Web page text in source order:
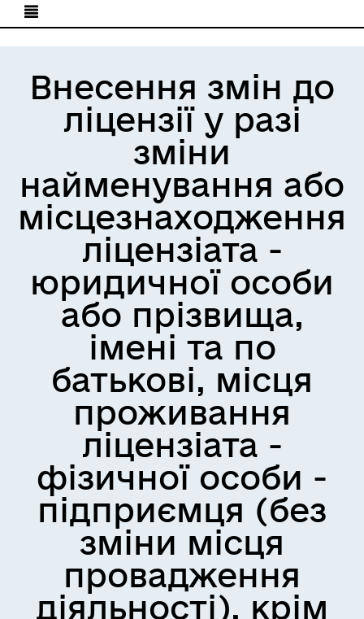
Внесення змін до
ліцензії у разі
зміни
найменування або
місцезнаходження
ліцензіата -
юридичної особи
або прізвища,
імені та по
батькові, місця
проживання
ліцензіата -
фізичної особи -
підприємця (без
зміни місця
провадження
діяльності), крім